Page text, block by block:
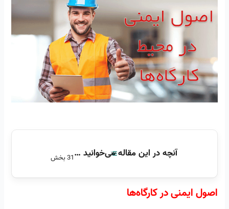
آنچه در این مقاله می‌خوانید …31 بخش
اصول ایمنی در کارگاه‌ها
اصول ایمنی در کارگاه‌ها